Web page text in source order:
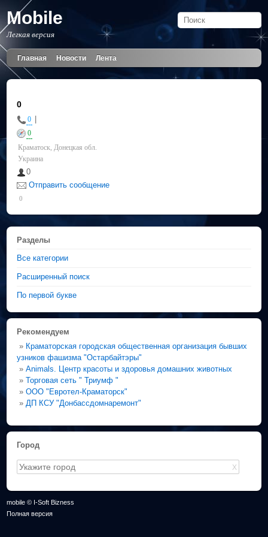
Mobile
Легкая версия
Главная Новости Лента
0
0
0
Краматоск, Донецкая обл.
Украина
0
Отправить сообщение
0
Разделы
Все категории
Расширенный поиск
По первой букве
Рекомендуем
» Краматорская городская общественная организация бывших
узников фашизма "Остарбайтэры"
»Animals. Центр красоты и здоровья домашних животных
»Торговая сеть " Триумф "
»ООО "Евротел-Краматорск"
» ДП КСУ "Донбассдомнаремонт"
Город
X
mobile © I-Soft Bizness
Полная версия